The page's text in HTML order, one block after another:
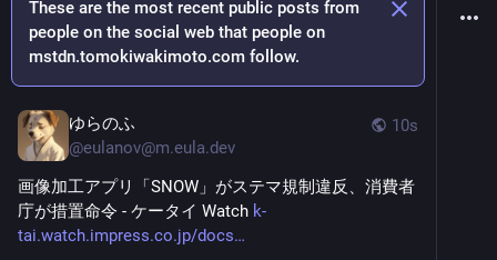
These are the most recent public posts from
people on the social web that people on
mstdn.tomokiwakimoto.com follow.
10s
ゆらのふ
@eulanov@m.eula.dev
画像加工アプリ「SNOW」がステマ規制違反、消費者
庁が措置命令 - ケータイ Watch k-
tai.watch.impress.co.jp/docs